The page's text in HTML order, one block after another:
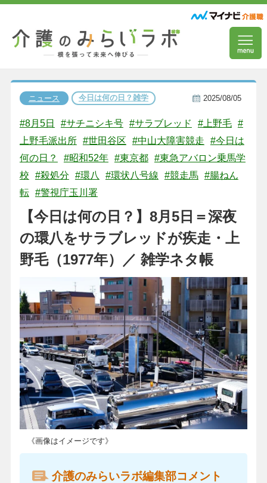
ニュース 今日は何の日？雑学 2025/08/05
#8月5日 #サチニシキ号 #サラブレッド #上野毛 #
上野毛派出所 #世田谷区 #中山大障害競走
#今日は
何の日？
#昭和52年 #東京都 #東急アバロン乗馬学
校
#殺処分 #環八 #環状八号線 #競走馬 #腸ねん
転 #警視庁玉川署
【今日は何の日？】8月5日＝深夜
の環八をサラブレッドが疾走・上
野毛（1977年）／ 雑学ネタ帳
《画像はイメージです》
介護のみらいラボ編集部コメント